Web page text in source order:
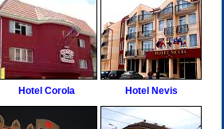
Hotel Corola Hotel Nevis